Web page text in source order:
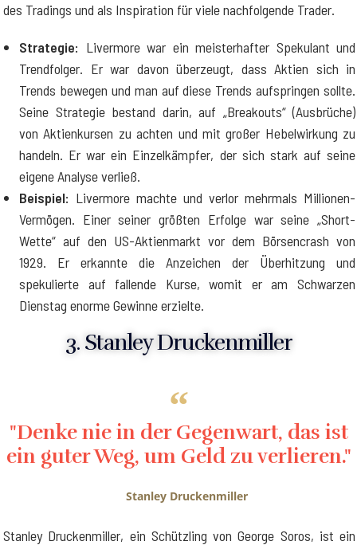
des Tradings und als Inspiration für viele nachfolgende Trader.
Strategie: Livermore war ein meisterhafter Spekulant und
Trendfolger. Er war davon überzeugt, dass Aktien sich in
Trends bewegen und man auf diese Trends aufspringen sollte.
Seine Strategie bestand darin, auf „Breakouts“ (Ausbrüche)
von Aktienkursen zu achten und mit großer Hebelwirkung zu
handeln. Er war ein Einzelkämpfer, der sich stark auf seine
eigene Analyse verließ.
Beispiel: Livermore machte und verlor mehrmals Millionen-
Vermögen. Einer seiner größten Erfolge war seine „Short-
Wette“ auf den US-Aktienmarkt vor dem Börsencrash von
1929. Er erkannte die Anzeichen der Überhitzung und
spekulierte auf fallende Kurse, womit er am Schwarzen
Dienstag enorme Gewinne erzielte.
3. Stanley Druckenmiller
"Denke nie in der Gegenwart, das ist
ein guter Weg, um Geld zu verlieren."
Stanley Druckenmiller
Stanley Druckenmiller, ein Schützling von George Soros, ist ein